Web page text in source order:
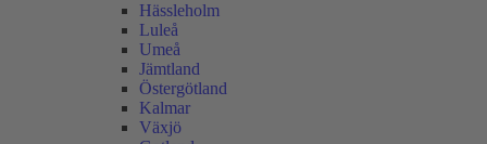
Hässleholm
Luleå
Umeå
Jämtland
Östergötland
Kalmar
Växjö